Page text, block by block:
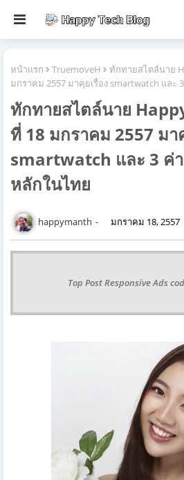
หน้าแรก TruemoveH
ทักทายสไตล์นาย
มกราคม 2557 มาคุยเรื่อง smartwatch และ
ทักทายสไตล์นาย
ที่ 18 มกราคม 2557 มา
smartwatch และ 3 ค่า
หลักในไทย
happymanth มกราคม 18, 2557
Top Post Responsive Ads